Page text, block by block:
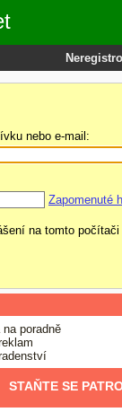
nebo e-mail:
Zapomenuté
na tomto počítači
poradně
STAŇTE SE